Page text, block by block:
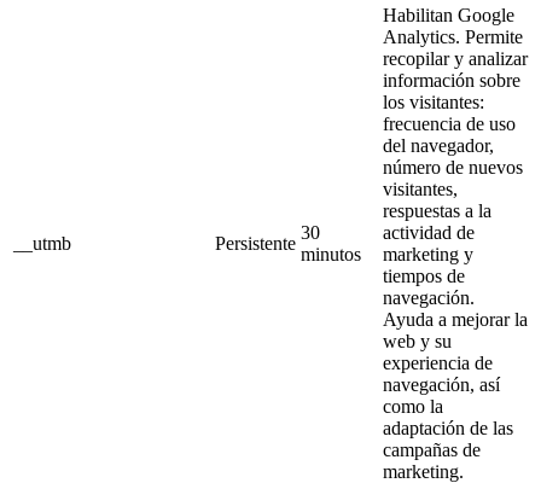
__utmb Persistente
30
minutos
Habilitan Google
Analytics. Permite
recopilar y analizar
información sobre
los visitantes:
frecuencia de uso
del navegador,
número de nuevos
visitantes,
respuestas a la
actividad de
marketing y
tiempos de
navegación.
Ayuda a mejorar la
web y su
experiencia de
navegación, así
como la
adaptación de las
campañas de
marketing.